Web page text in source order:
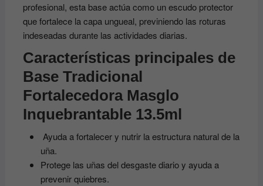
profesional, esta base actúa como un escudo protector
que fortalece la capa ungueal, previniendo las roturas
indeseadas durante las actividades diarias.
Características principales de
Base Tradicional
Fortalecedora Masglo
Inquebrantable 13.5ml
Ayuda a fortalecer y nutrir la estructura natural de la
uña.
Protege las uñas del desgaste diario y ayuda a
prevenir quiebres.